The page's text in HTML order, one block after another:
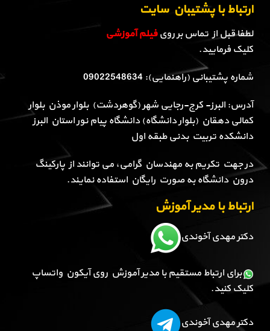
ارتباط با پشتیبان سایت
لطفا قبل از تماس بر رویفیلم آموزشی
کلیک فرمایید.
شماره پشتیبانی (راهنمایی): 09022548634
آدرس: البرز- کرج-رجایی شهر (گوهردشت) بلوار موذن بلوار
کمالی دهقان (بلوار دانشگاه) دانشگاه پیام نور استان البرز
دانشکده تربیت بدنی طبقه اول
در جهت تکریم به مهندسان گرامی، می توانند از پارکینگ
درون دانشگاه به صورت رایگان استفاده نمایند.
ارتباط با مدیر آموزش
دکتر مهدی آخوندی
برای ارتباط مستقیم با مدیر آموزش روی آیکون واتساپ
کلیک کنید.
دکتر مهدی آخوندی